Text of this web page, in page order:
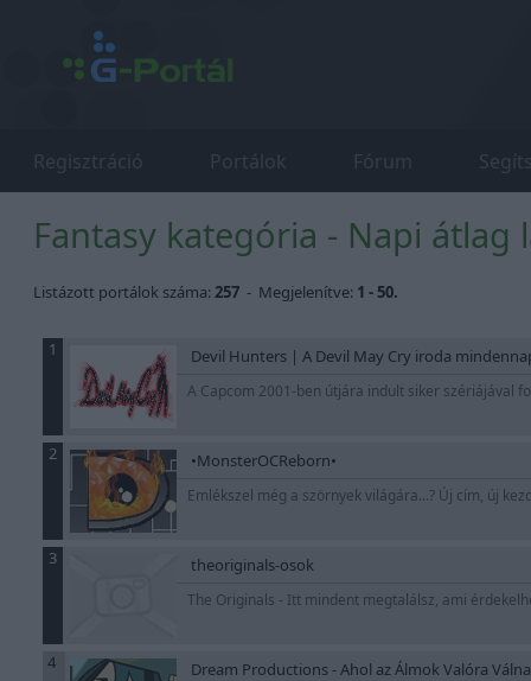
Regisztráció Portálok Fórum
Fantasy kategória - Napi
Listázott portálok száma:257 - Megjelenítve: 1 - 50.
1 Devil Hunters | A Devil May Cry iroda
A Capcom 2001-ben útjára indult siker szériájával
2 •MonsterOCReborn•
Emlékszel még a szörnyek világára...? Új cím, új
3 theoriginals-osok
The Originals - Itt mindent megtalálsz, ami
4 Dream Productions - Ahol az Álmok Valóra